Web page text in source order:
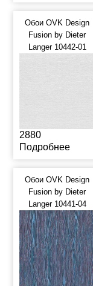
Обои OVK Design
Fusion by Dieter
Langer 10442-01
2880
Подробнее
Обои OVK Design
Fusion by Dieter
Langer 10441-04